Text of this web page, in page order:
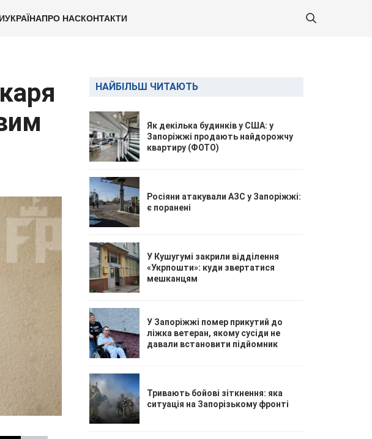
УКРАЇНАПРО НАСКОНТАКТИ
НАЙБІЛЬШ ЧИТАЮТЬ
Як декілька будинків у США: у
Запоріжжі продають найдорожчу
квартиру (ФОТО)
Росіяни атакували АЗС у Запоріжжі:
є поранені
У Кушугумі закрили відділення
«Укрпошти»: куди звертатися
мешканцям
У Запоріжжі помер прикутий до
ліжка ветеран, якому сусіди не
давали встановити підйомник
Тривають бойові зіткнення: яка
ситуація на Запорізькому фронті